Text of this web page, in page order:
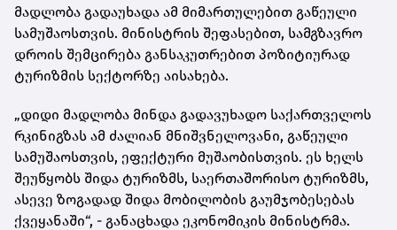
მადლობა გადაუხადა ამ მიმართულებით გაწეული
სამუშაოსთვის. მინისტრის შეფასებით, სამგზავრო
დროის შემცირება განსაკუთრებით პოზიტიურად
ტურიზმის სექტორზე აისახება.
„დიდი მადლობა მინდა გადავუხადო საქართველოს
რკინიგზას ამ ძალიან მნიშვნელოვანი, გაწეული
სამუშაოსთვის, ეფექტური მუშაობისთვის. ეს ხელს
შეუწყობს შიდა ტურიზმს, საერთაშორისო ტურიზმს,
ასევე ზოგადად შიდა მობილობის გაუმჯობესებას
ქვეყანაში“, - განაცხადა ეკონომიკის მინისტრმა.